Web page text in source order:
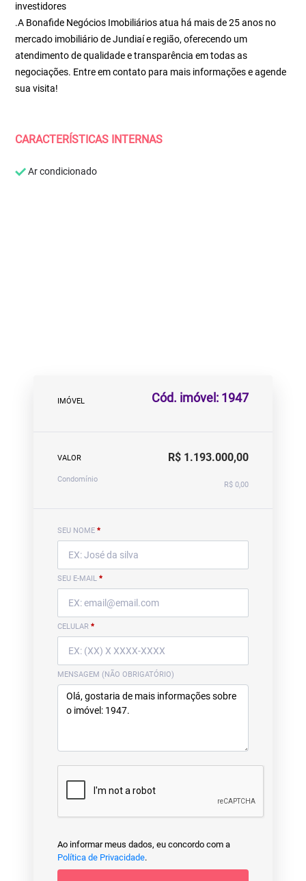
investidores
.A Bonafide Negócios Imobiliários atua há mais de 25 anos no
mercado imobiliário de Jundiaí e região, oferecendo um
atendimento de qualidade e transparência em todas as
negociações. Entre em contato para mais informações e agende
sua visita!
CARACTERÍSTICAS INTERNAS
Ar condicionado
IMÓVEL Cód. imóvel: 1947
VALOR R$ 1.193.000,00
Condomínio
R$ 0,00
SEU NOME *
SEU E-MAIL *
CELULAR *
MENSAGEM (NÃO OBRIGATÓRIO)
Ao informar meus dados, eu concordo com a
Política de Privacidade.